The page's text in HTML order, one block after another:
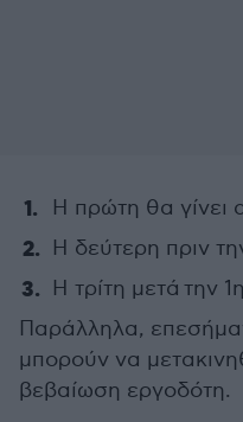
Η πρώτη θα γίνει
Η δεύτερη πριν
Η τρίτη μετά την
Παράλληλα,
μπορούν να
βεβαίωση εργοδότη.